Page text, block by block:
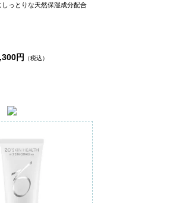
しっとりな天然保湿成分配合
円 （税込）